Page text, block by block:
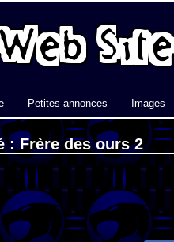
Petites annonces Images
: Frère des ours 2